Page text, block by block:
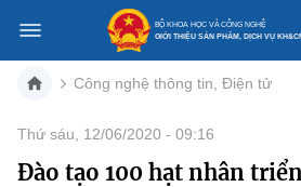
BỘ KHOA HỌC VÀ CÔNG NGHỆ
GIỚI THIỆU SẢN PHẨM, DỊCH VỤ
Danh mục
Công nghệ thông tin, Điện tử
Thứ sáu, 12/06/2020 - 09:16
Đào tạo 100 hạt nhân